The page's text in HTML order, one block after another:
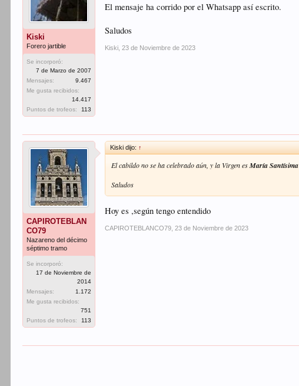
Kiski
Forero jartible
Se incorporó:
7 de Marzo de 2007
Mensajes:
9.467
Me gusta recibidos:
14.417
Puntos de trofeos:
113
El mensaje ha corrido por el Whatsapp así escrito.
Saludos
Kiski 23 de Noviembre de 2023
CAPIROTEBLAN
CO79
Nazareno del décimo
séptimo tramo
Se incorporó:
17 de Noviembre de
2014
Mensajes:
1.172
Me gusta recibidos:
751
Puntos de trofeos:
113
Kiski dijo: ↑
El cabildo no se ha celebrado aún, y la Virgen esMaría Santísima
Saludos
Hoy es ,según tengo entendido
CAPIROTEBLANCO79 23 de Noviembre de 2023